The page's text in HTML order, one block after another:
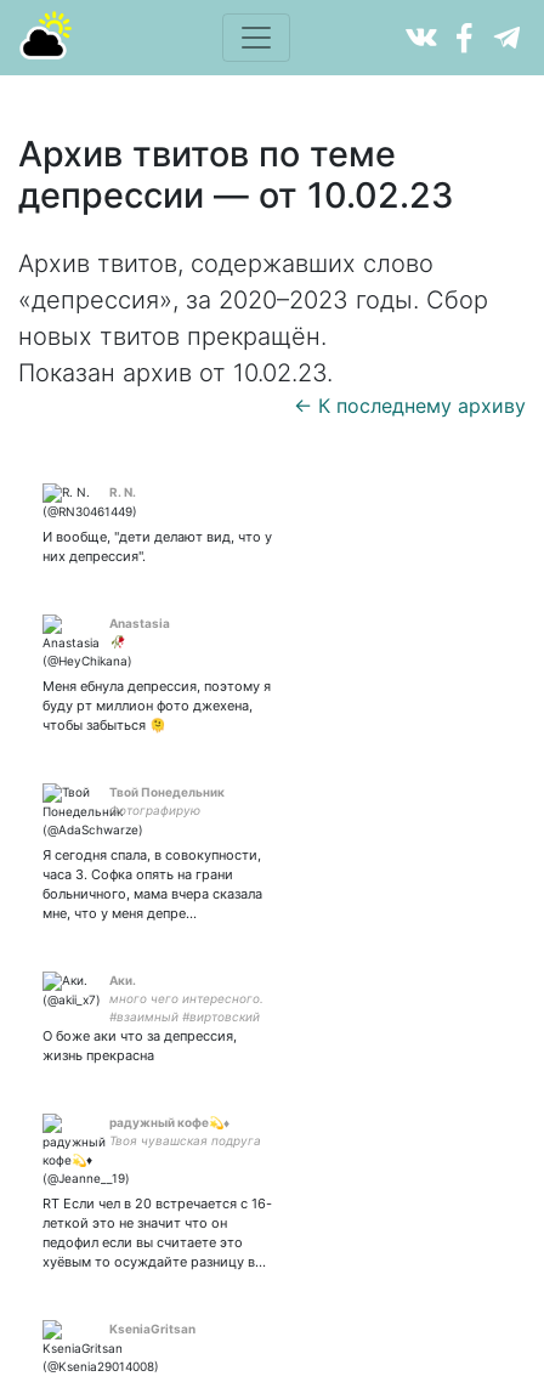
Архив твитов по теме
депрессии — от 10.02.23
Архив твитов, содержавших слово
«депрессия», за 2020–2023 годы. Сбор
новых твитов прекращён.
Показан архив от 10.02.23.
← К последнему архиву
R. N.
И вообще, "дети делают вид, что у
них депрессия".
Anastasia
🥀
Меня ебнула депрессия, поэтому я
буду рт миллион фото джехена,
чтобы забыться 🫠
Твой Понедельник
Фотографирую
Я сегодня спала, в совокупности,
часа 3. Софка опять на грани
больничного, мама вчера сказала
мне, что у меня депре…
Аки.
много чего интересного.
#взаимный #виртовский
Don't chase. Attract.
О боже аки что за депрессия,
жизнь прекрасна
радужный кофе💫♦️
Твоя чувашская подруга
RT Если чел в 20 встречается с 16-
леткой это не значит что он
педофил если вы считаете это
хуёвым то осуждайте разницу в…
KseniaGritsan